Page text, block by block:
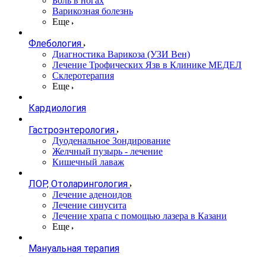
Варикозная болезнь
Еще
Флебология
Диагностика Варикоза (УЗИ Вен)
Лечение Трофических Язв в Клинике МЕДЕЛ
Склеротерапия
Еще
Кардиология
Гастроэнтерология
Дуоденальное Зондирование
Желчный пузырь - лечение
Кишечный лаваж
ЛОР, Отоларингология
Лечение аденоидов
Лечение синусита
Лечение храпа с помощью лазера в Казани
Еще
Мануальная терапия